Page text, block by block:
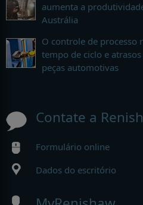
aumenta a
Austrália
O controle de processo
tempo de ciclo e
peças automotivas
Contate a
Formulário online
Dados do escritório